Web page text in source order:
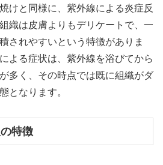
けと同様に、紫外線による炎症反
織は皮膚よりもデリケートで、一
されやすいという特徴がありま
よる症状は、紫外線を浴びてから
多く、その時点では既に組織がダ
となります。
特徴